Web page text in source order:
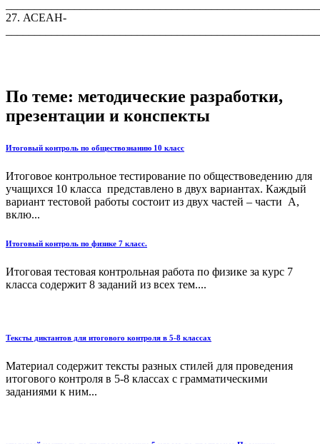
27. АСЕАН-
По теме: методические разработки,
презентации и конспекты
Итоговый контроль по обществознанию 10 класс
Итоговое контрольное тестирование по обществоведению для
учащихся 10 класса представлено в двух вариантах. Каждый
вариант тестовой работы состоит из двух частей – части А,
вклю...
Итоговый контроль по физике 7 класс.
Итоговая тестовая контрольная работа по физике за курс 7
класса содержит 8 заданий из всех тем....
Тексты диктантов для итогового контроля в 5-8 классах
Материал содержит тексты разных стилей для проведения
итогового контроля в 5-8 классах с грамматическими
заданиями к ним...